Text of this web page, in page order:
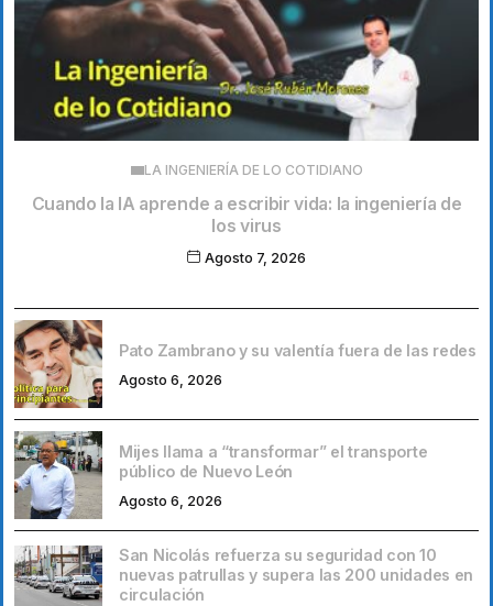
LA INGENIERÍA DE LO COTIDIANO
Cuando la IA aprende a escribir vida: la ingeniería de
los virus
Agosto 7, 2026
Pato Zambrano y su valentía fuera de las redes
Agosto 6, 2026
Mijes llama a “transformar” el transporte
público de Nuevo León
Agosto 6, 2026
San Nicolás refuerza su seguridad con 10
nuevas patrullas y supera las 200 unidades en
circulación